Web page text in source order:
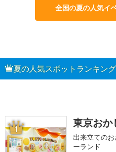
全国の夏の人気イ
夏の人気スポットランキン
1 東京おか
出来立ての
ーランド